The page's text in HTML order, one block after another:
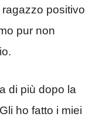
positivo
pur non
di più dopo la
ho fatto i miei